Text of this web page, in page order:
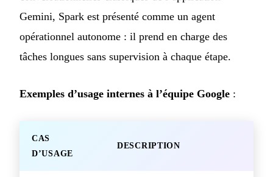
Gemini, Spark est présenté comme un agent
opérationnel autonome : il prend en charge des
tâches longues sans supervision à chaque étape.
Exemples d’usage internes à l’équipe Google :
CAS
D’USAGE
DESCRIPTION